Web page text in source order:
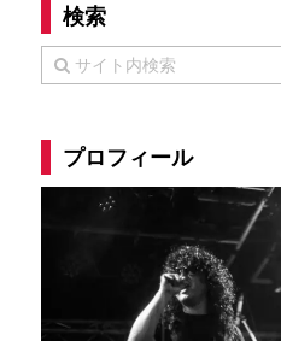
検索
プロフィール